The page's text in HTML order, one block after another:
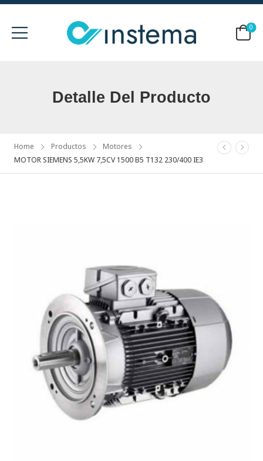
0
Detalle Del Producto
Home Productos
Motores
MOTOR SIEMENS 5,5KW 7,5CV 1500 B5 T132 230/400 IE3